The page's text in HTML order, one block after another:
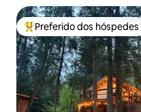
Entre os melhores
Preferido dos hóspedes